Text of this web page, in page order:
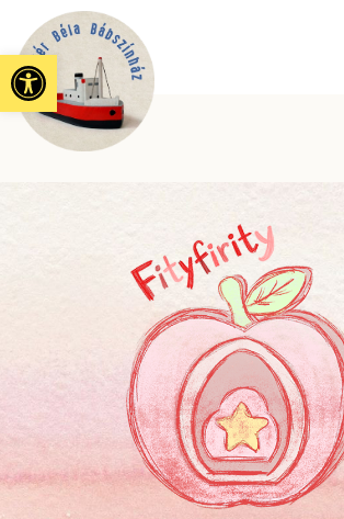
Eszköztár megnyitása